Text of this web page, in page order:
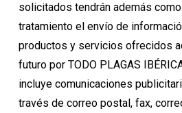
solicitados tendrán además
tratamiento el envío de
productos y servicios ofrecidos
futuro por TODO PLAGAS
incluye comunicaciones
través de correo postal, fax,